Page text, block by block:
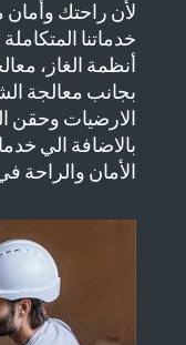
لأن راحتك وأمان
خدماتنا
أنظمة الغاز،
بجانب معالجة
الارضيات وحقن
بالاضافة الي
الأمان والراحة